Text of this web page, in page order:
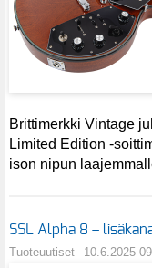
Brittimerkki Vintage
Limited Edition -
ison nipun
SSL Alpha 8 –
Tuoteuutiset 10.6.2025